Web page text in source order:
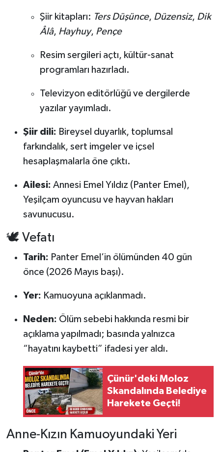
Şiir kitapları: Ters Düşünce, Düzensiz, Dik
Âlâ, Hayhuy, Pençe
Resim sergileri açtı, kültür-sanat
programları hazırladı.
Televizyon editörlüğü ve dergilerde
yazılar yayımladı.
Şiir dili: Bireysel duyarlık, toplumsal
farkındalık, sert imgeler ve içsel
hesaplaşmalarla öne çıktı.
Ailesi: Annesi Emel Yıldız (Panter Emel),
Yeşilçam oyuncusu ve hayvan hakları
savunucusu.
🕊 Vefatı
Tarih: Panter Emel’in ölümünden 40 gün
önce (2026 Mayıs başı).
Yer: Kamuoyuna açıklanmadı.
Neden: Ölüm sebebi hakkında resmi bir
açıklama yapılmadı; basında yalnızca
“hayatını kaybetti” ifadesi yer aldı.
Çünür'deki Moloz
Skandalında Belediye
Harekete Geçti!
Anne-Kızın Kamuoyundaki Yeri
Künye